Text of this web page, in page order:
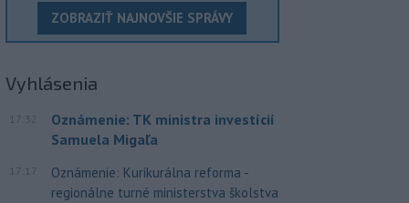
ZOBRAZIŤ NAJNOVŠIE SPRÁVY
Vyhlásenia
17:32
Oznámenie: TK ministra investícií
Samuela Migaľa
17:17
Oznámenie: Kurikurálna reforma -
regionálne turné ministerstva školstva